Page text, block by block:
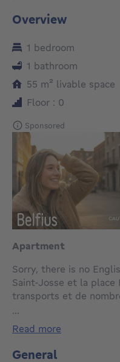
Overview
1 bedroom
1 bathroom
55 m² square meters
livable space
Floor : 0
Sponsored
Apartment
Sorry, there is no
Saint-Josse et la
transports et de
Bel appartement de
immeuble à FAIBLES
...
read more
General